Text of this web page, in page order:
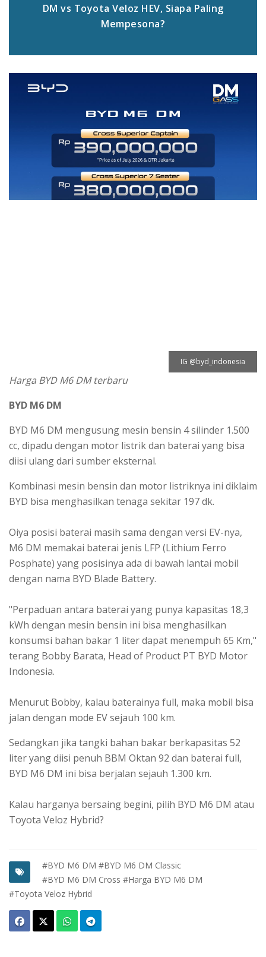
DM vs Toyota Veloz HEV, Siapa Paling
Mempesona?
IG @byd_indonesia
Harga BYD M6 DM terbaru
BYD M6 DM
BYD M6 DM mengusung mesin bensin 4 silinder 1.500
cc, dipadu dengan motor listrik dan baterai yang bisa
diisi ulang dari sumber eksternal.
Kombinasi mesin bensin dan motor listriknya ini diklaim
BYD bisa menghasilkan tenaga sekitar 197 dk.
Oiya posisi baterai masih sama dengan versi EV-nya,
M6 DM memakai baterai jenis LFP (Lithium Ferro
Posphate) yang posisinya ada di bawah lantai mobil
dengan nama BYD Blade Battery.
"Perpaduan antara baterai yang punya kapasitas 18,3
kWh dengan mesin bensin ini bisa menghasilkan
konsumsi bahan bakar 1 liter dapat menempuh 65 Km,"
terang Bobby Barata, Head of Product PT BYD Motor
Indonesia.
Menurut Bobby, kalau baterainya full, maka mobil bisa
jalan dengan mode EV sejauh 100 km.
Sedangkan jika tangki bahan bakar berkapasitas 52
liter yang diisi penuh BBM Oktan 92 dan baterai full,
BYD M6 DM ini bisa berjalan sejauh 1.300 km.
Kalau harganya bersaing begini, pilih BYD M6 DM atau
Toyota Veloz Hybrid?
#BYD M6 DM #BYD M6 DM Classic
#BYD M6 DM Cross #Harga BYD M6 DM
#Toyota Veloz Hybrid